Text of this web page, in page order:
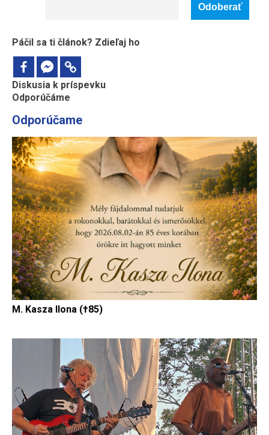
Páčil sa ti článok? Zdieľaj ho
Diskusia k príspevku
Odporúčáme
Odporúčame
M. Kasza Ilona (†85)